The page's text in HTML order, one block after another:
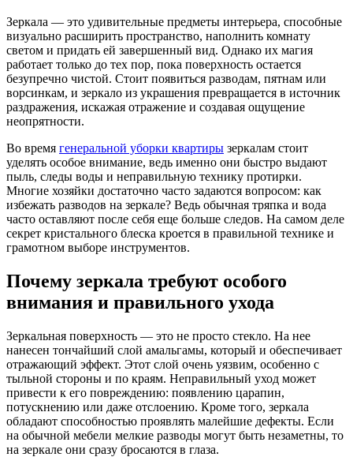
Зеркала — это удивительные предметы интерьера, способные
визуально расширить пространство, наполнить комнату
светом и придать ей завершенный вид. Однако их магия
работает только до тех пор, пока поверхность остается
безупречно чистой. Стоит появиться разводам, пятнам или
ворсинкам, и зеркало из украшения превращается в источник
раздражения, искажая отражение и создавая ощущение
неопрятности.
Во время генеральной уборки квартиры зеркалам стоит
уделять особое внимание, ведь именно они быстро выдают
пыль, следы воды и неправильную технику протирки.
Многие хозяйки достаточно часто задаются вопросом: как
избежать разводов на зеркале? Ведь обычная тряпка и вода
часто оставляют после себя еще больше следов. На самом деле
секрет кристального блеска кроется в правильной технике и
грамотном выборе инструментов.
Почему зеркала требуют особого
внимания и правильного ухода
Зеркальная поверхность — это не просто стекло. На нее
нанесен тончайший слой амальгамы, который и обеспечивает
отражающий эффект. Этот слой очень уязвим, особенно с
тыльной стороны и по краям. Неправильный уход может
привести к его повреждению: появлению царапин,
потускнению или даже отслоению. Кроме того, зеркала
обладают способностью проявлять малейшие дефекты. Если
на обычной мебели мелкие разводы могут быть незаметны, то
на зеркале они сразу бросаются в глаза.